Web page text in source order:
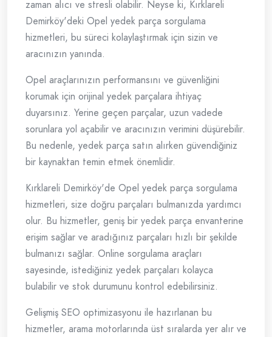
zaman alıcı ve stresli olabilir. Neyse ki, Kırklareli
Demirköy'deki Opel yedek parça sorgulama
hizmetleri, bu süreci kolaylaştırmak için sizin ve
aracınızın yanında.
Opel araçlarınızın performansını ve güvenliğini
korumak için orijinal yedek parçalara ihtiyaç
duyarsınız. Yerine geçen parçalar, uzun vadede
sorunlara yol açabilir ve aracınızın verimini düşürebilir.
Bu nedenle, yedek parça satın alırken güvendiğiniz
bir kaynaktan temin etmek önemlidir.
Kırklareli Demirköy'de Opel yedek parça sorgulama
hizmetleri, size doğru parçaları bulmanızda yardımcı
olur. Bu hizmetler, geniş bir yedek parça envanterine
erişim sağlar ve aradığınız parçaları hızlı bir şekilde
bulmanızı sağlar. Online sorgulama araçları
sayesinde, istediğiniz yedek parçaları kolayca
bulabilir ve stok durumunu kontrol edebilirsiniz.
Gelişmiş SEO optimizasyonu ile hazırlanan bu
hizmetler, arama motorlarında üst sıralarda yer alır ve